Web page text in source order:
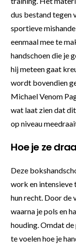
dus bestand tegen
sportieve
eenmaal mee te
handschoen die je
hij meteen gaat
wordt bovendien
Michael Venom
wat laat zien dat
op niveau
Hoe je ze
Deze
work en intensieve
hun recht. Door de
waarna je pols en
houding. Omdat de
te voelen hoe je